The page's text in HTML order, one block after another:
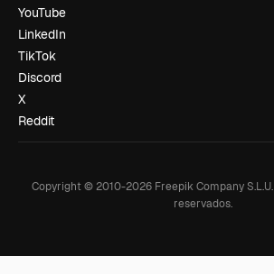
YouTube
LinkedIn
TikTok
Discord
X
Reddit
Copyright © 2010-2026 Freepik Company S.L.U.
reservados.